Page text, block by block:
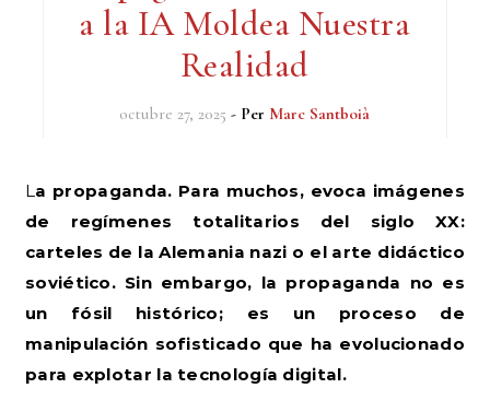
a la IA Moldea Nuestra
Realidad
octubre 27, 2025 - Per Marc Santboià
La propaganda. Para muchos, evoca imágenes
de regímenes totalitarios del siglo XX:
carteles de la Alemania nazi o el arte didáctico
soviético. Sin embargo, la propaganda no es
un fósil histórico; es un proceso de
manipulación sofisticado que ha evolucionado
para explotar la tecnología digital.